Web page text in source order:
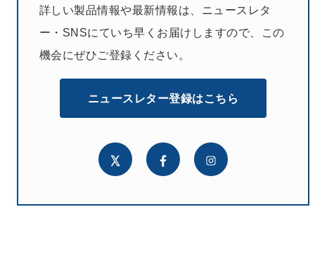
詳しい製品情報や最新情報は、ニュースレタ
ー・SNSにていち早くお届けしますので、この
機会にぜひご登録ください。
ニュースレター登録はこちら